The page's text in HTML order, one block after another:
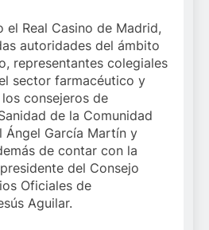
el Real Casino de Madrid,
autoridades del ámbito
representantes colegiales
sector farmacéutico y
consejeros de
de la Comunidad
Ángel García Martín y
de contar con la
del Consejo
Oficiales de
Aguilar.